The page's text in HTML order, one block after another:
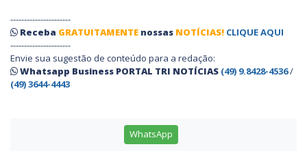
----------------------
Receba GRATUITAMENTE nossas NOTÍCIAS! CLIQUE AQUI
----------------------
Envie sua sugestão de conteúdo para a redação:
Whatsapp Business PORTAL TRI NOTÍCIAS (49) 9.8428-4536/
(49) 3644-4443
WhatsApp